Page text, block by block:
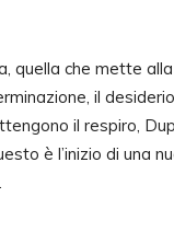
quella che mette
il
il respiro,
è l’inizio di una